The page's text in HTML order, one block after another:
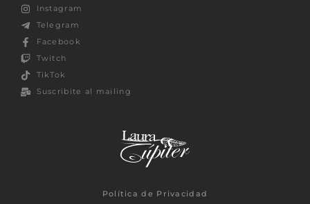
Instagram
Telegram
Facebook
Twitch
TikTok
Suscribite al mailing
Política de Privacidad